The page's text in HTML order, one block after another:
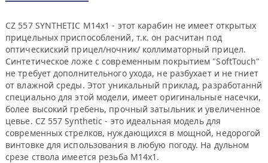
CZ 557 SYNTHETIC M14x1 - этот карабин не имеет открытых
прицельных приспособлений, т.к. он расчитан под
оптическиский прицел/ночник/ коллиматорный прицел.
Синтетическое ложе с современным покрытием "SoftTouch"
не требует дополнительного ухода, не разбухает и не гниет
от влажной среды. Этот уникальный приклад, разработаннй
специально для этой модели, имеет оригинальные насечки,
более высокий гребень, прочный затыльник и увеличенное
цевье. CZ 557 Synthetic - это идеальная модель для
современных стрелков, нуждающихся в мощной, недорогой
винтовке для использования в любую погоду. На дульном
срезе ствола имеется резьба M14x1.